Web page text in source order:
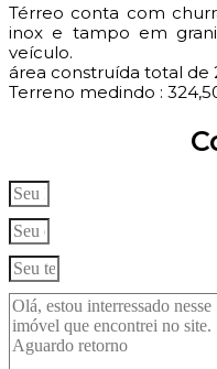
Térreo conta com
inox e tampo em
veículo.
área construída total de
Terreno medindo :